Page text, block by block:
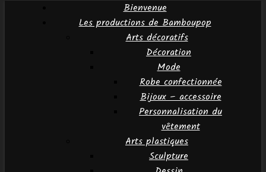
Bienvenue
Les productions de Bamboupop
Arts décoratifs
Décoration
Mode
Robe confectionnée
Bijoux – accessoire
Personnalisation du
vêtement
Arts plastiques
Sculpture